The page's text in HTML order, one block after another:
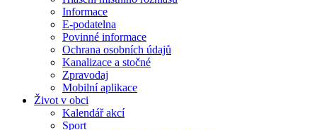
Informace
E-podatelna
Povinné informace
Ochrana osobních údajů
Kanalizace a stočné
Zpravodaj
Mobilní aplikace
Život v obci
Kalendář akcí
Sport